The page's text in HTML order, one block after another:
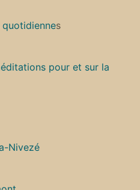
s
pour et sur la
Nivezé